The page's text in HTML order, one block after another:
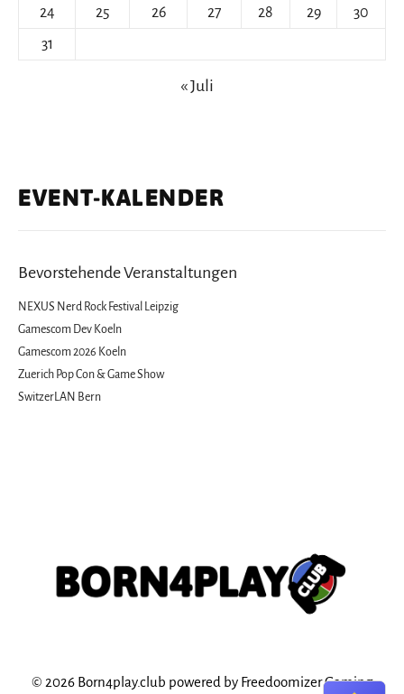
24
25 26 27 28 29
30
31
« Juli
EVENT-KALENDER
Bevorstehende Veranstaltungen
NEXUS Nerd Rock Festival Leipzig
Gamescom Dev Koeln
Gamescom 2026 Koeln
Zuerich Pop Con & Game Show
SwitzerLAN Bern
© 2026 Born4play.club powered by Freedoomizer Gaming